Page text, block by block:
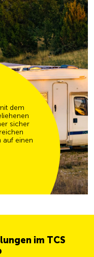
dem
sicher
auf einen
im TCS